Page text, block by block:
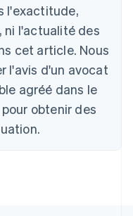
l'exactitude,
ni l'actualité des
cet article. Nous
l'avis d'un avocat
agréé dans le
obtenir des